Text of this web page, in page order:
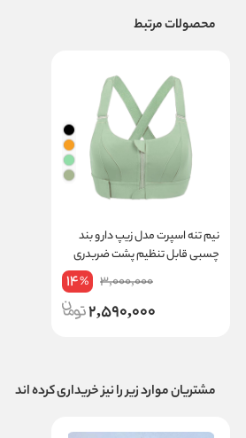
محصولات مرتبط
نیم‌ تنه اسپرت مدل زیپ‌ دار و بند
چسبی قابل تنظیم پشت ضربدری
3,000,000
14%
2,590,000
مشتریان موارد زیر را نیز خریداری کرده اند